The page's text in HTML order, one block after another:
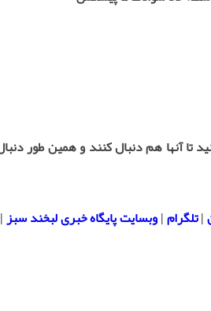
تا آنها هم دنبال کنند و همین طور
|تلگرام|وبسایت پایگاه خبری لبخند سبز